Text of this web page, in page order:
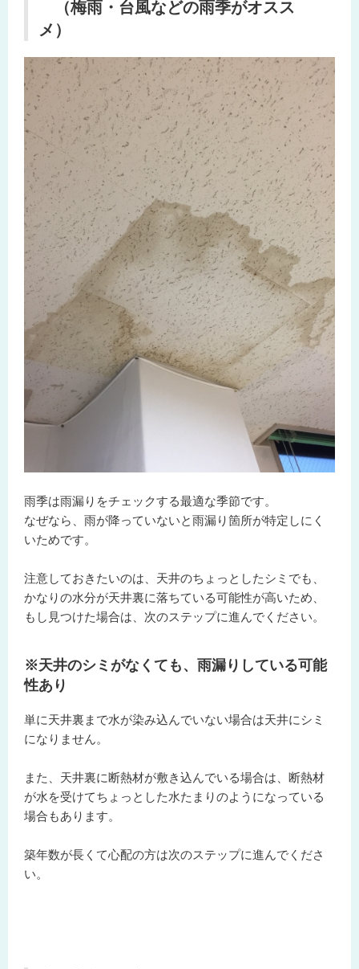
（梅雨・台風などの雨季がオスス
メ）
雨季は雨漏りをチェックする最適な季節です。
なぜなら、雨が降っていないと雨漏り箇所が特定しにく
いためです。
注意しておきたいのは、天井のちょっとしたシミでも、
かなりの水分が天井裏に落ちている可能性が高いため、
もし見つけた場合は、次のステップに進んでください。
※天井のシミがなくても、雨漏りしている可能
性あり
単に天井裏まで水が染み込んでいない場合は天井にシミ
になりません。
また、天井裏に断熱材が敷き込んでいる場合は、断熱材
が水を受けてちょっとした水たまりのようになっている
場合もあります。
築年数が長くて心配の方は次のステップに進んでくださ
い。